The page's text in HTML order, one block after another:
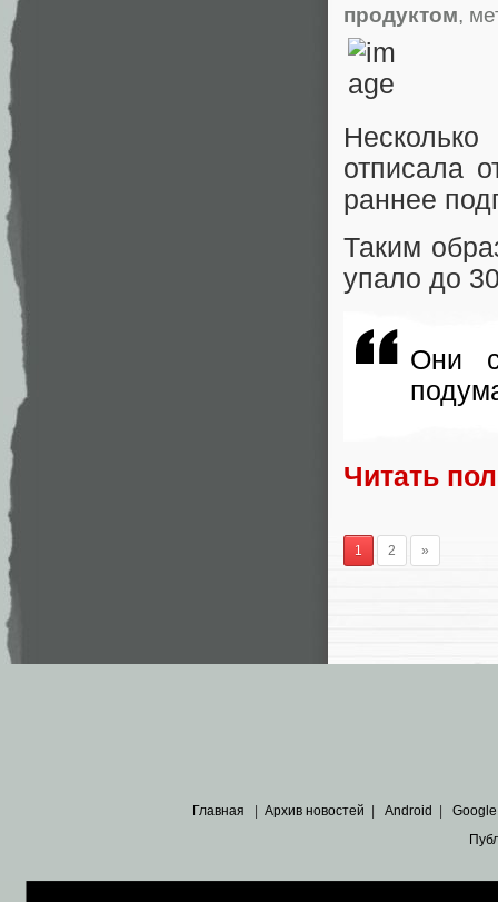
продуктом,
отписала
раннее
Таким
упало до
Они
Читать
1 2 »
Главная | Архив новостей | Android | Google